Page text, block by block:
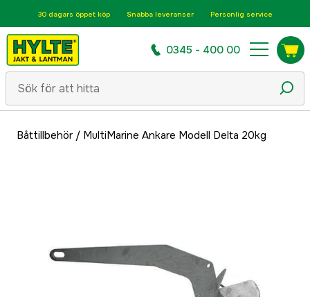
30 dagars öppet köp Snabba leveranser Personlig service
0345 - 400 00
Båttillbehör/ MultiMarine Ankare Modell Delta 20kg